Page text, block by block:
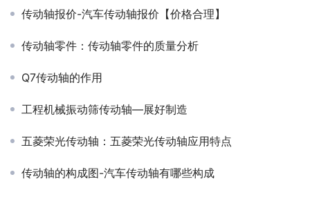
传动轴报价-汽车传动轴报价【价格合理】
传动轴零件：传动轴零件的质量分析
Q7传动轴的作用
工程机械振动筛传动轴—展好制造
五菱荣光传动轴：五菱荣光传动轴应用特点
传动轴的构成图-汽车传动轴有哪些构成